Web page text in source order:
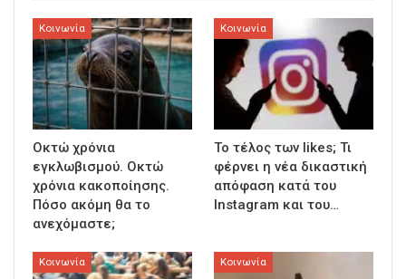
Κοινωνία
Οκτώ χρόνια
εγκλωβισμού. Οκτώ
χρόνια κακοποίησης.
Πόσο ακόμη θα το
ανεχόμαστε;
Κοινωνία
To τέλος των likes; Τι
φέρνει η νέα δικαστική
απόφαση κατά του
Instagram και του…
Κοινωνία Κοινωνία